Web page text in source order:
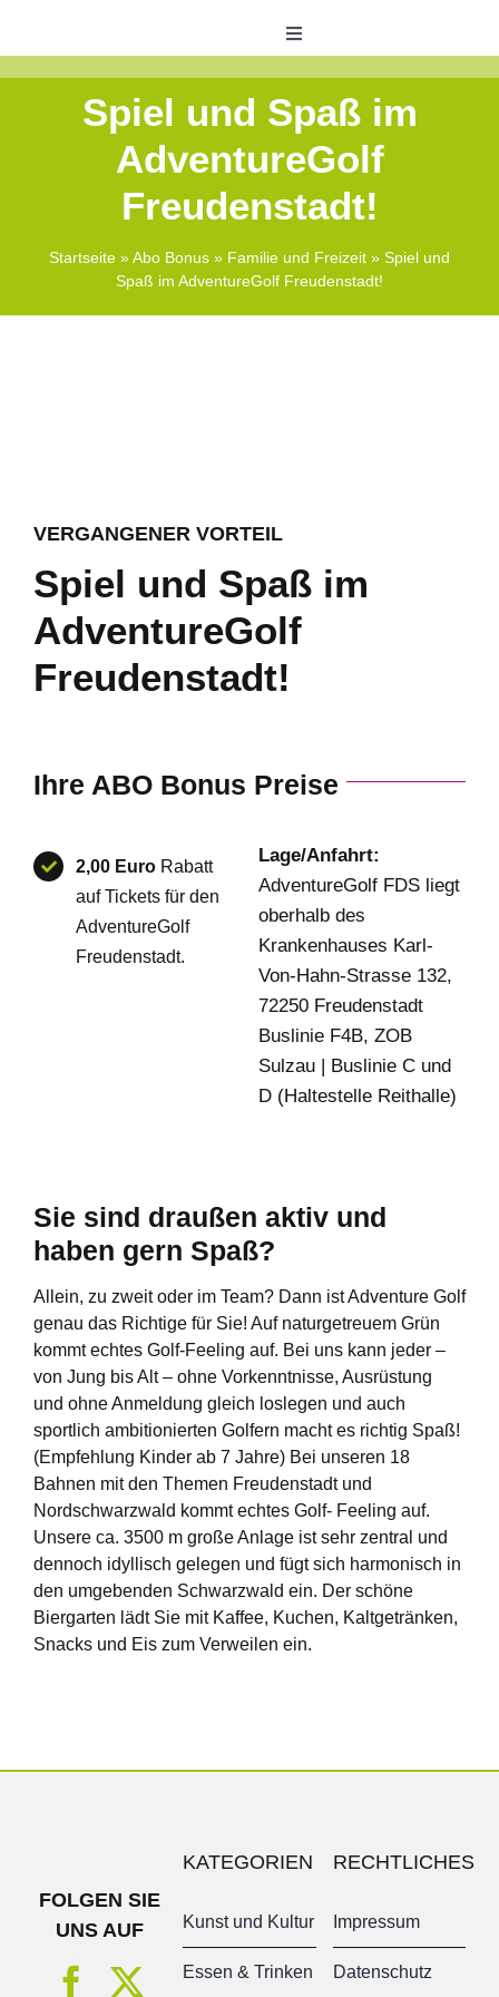
content
Toggle
Navigation
ABO Bonus
Zeitungswelt
Spiel und Spaß im
AdventureGolf
Freudenstadt!
Startseite »Abo Bonus » Familie und Freizeit » Spiel und
Spaß im AdventureGolf Freudenstadt!
VERGANGENER VORTEIL
Spiel und Spaß im
AdventureGolf
Freudenstadt!
Ihre ABO Bonus Preise
2,00 Euro Rabatt
auf Tickets für den
AdventureGolf
Freudenstadt.
Lage/Anfahrt:
AdventureGolf FDS liegt
oberhalb des
Krankenhauses Karl-
Von-Hahn-Strasse 132,
72250 Freudenstadt
Buslinie F4B, ZOB
Sulzau | Buslinie C und
D (Haltestelle Reithalle)
Sie sind draußen aktiv und
haben gern Spaß?
Allein, zu zweit oder im Team? Dann ist Adventure Golf
genau das Richtige für Sie! Auf naturgetreuem Grün
kommt echtes Golf-Feeling auf. Bei uns kann jeder –
von Jung bis Alt – ohne Vorkenntnisse, Ausrüstung
und ohne Anmeldung gleich loslegen und auch
sportlich ambitionierten Golfern macht es richtig Spaß!
(Empfehlung Kinder ab 7 Jahre) Bei unseren 18
Bahnen mit den Themen Freudenstadt und
Nordschwarzwald kommt echtes Golf- Feeling auf.
Unsere ca. 3500 m große Anlage ist sehr zentral und
dennoch idyllisch gelegen und fügt sich harmonisch in
den umgebenden Schwarzwald ein. Der schöne
Biergarten lädt Sie mit Kaffee, Kuchen, Kaltgetränken,
Snacks und Eis zum Verweilen ein.
FOLGEN SIE
UNS AUF
KATEGORIEN
Kunst und Kultur
Essen & Trinken
RECHTLICHES
Impressum
Datenschutz